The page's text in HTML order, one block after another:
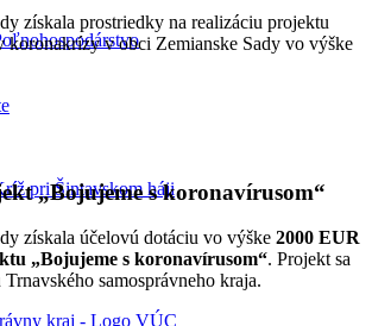
pri Šintavskom háji
získala prostriedky na realizáciu projektu
koronakrízy v obci Zemianske Sady vo výške
„Bojujeme s koronavírusom“
získala účelovú dotáciu vo výške 2000 EUR
„Bojujeme s koronavírusom“. Projekt sa
samosprávneho kraja.